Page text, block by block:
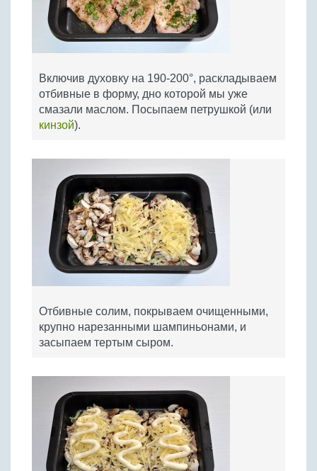
Включив духовку на 190-200°, раскладываем
отбивные в форму, дно которой мы уже
смазали маслом. Посыпаем петрушкой (или
кинзой).
Отбивные солим, покрываем очищенными,
крупно нарезанными шампиньонами, и
засыпаем тертым сыром.